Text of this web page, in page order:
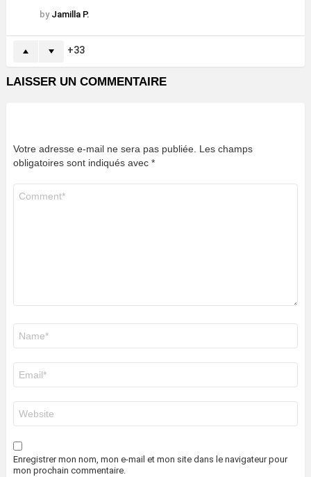
by Jamilla P.
33
LAISSER UN COMMENTAIRE
Votre adresse e-mail ne sera pas publiée. Les champs
obligatoires sont indiqués avec *
mail
*
web
Enregistrer mon nom, mon e-mail et mon site dans le navigateur pour
mon prochain commentaire.